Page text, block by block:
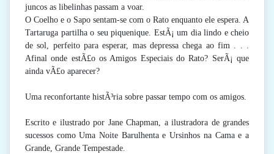
juncos as libelinhas passam a voar.
O Coelho e o Sapo sentam-se com o Rato enquanto ele espera. A
Tartaruga partilha o seu piquenique. EstÃ¡ um dia lindo e cheio
de sol, perfeito para esperar, mas depressa chega ao fim . . .
Afinal onde estÃ£o os Amigos Especiais do Rato? SerÃ¡ que
ainda vÃ£o aparecer?
Uma reconfortante histÃ³ria sobre passar tempo com os amigos.
Escrito e ilustrado por Jane Chapman, a ilustradora de grandes
sucessos como Uma Noite Barulhenta e Ursinhos na Cama e a
Grande, Grande Tempestade.